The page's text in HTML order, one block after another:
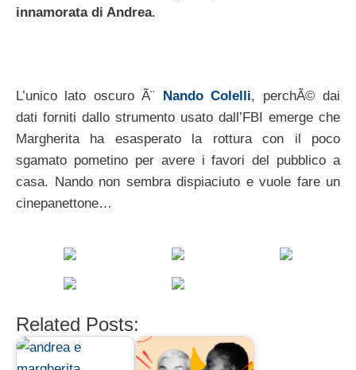
innamorata di Andrea.
L’unico lato oscuro Ã¨ Nando Colelli, perchÃ© dai
dati forniti dallo strumento usato dall’FBI emerge che
Margherita ha esasperato la rottura con il poco
sgamato pometino per avere i favori del pubblico a
casa. Nando non sembra dispiaciuto e vuole fare un
cinepanettone…
Related Posts: